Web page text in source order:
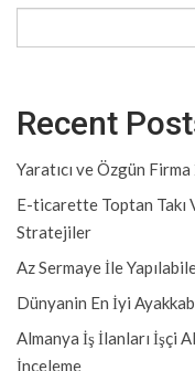
Recent
Yaratıcı ve Özgün
E-ticarette Toptan Takı
Stratejiler
Az Sermaye İle
Dünyanin En İyi
Almanya İş İlanları İşçi
İnceleme